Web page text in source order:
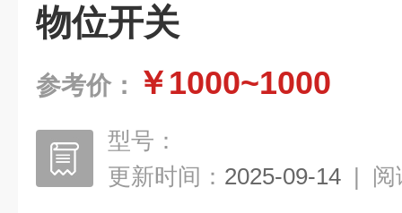
物位开关
参考价： ￥1000~1000
型号：
更新时间： 2025-09-14 | 阅